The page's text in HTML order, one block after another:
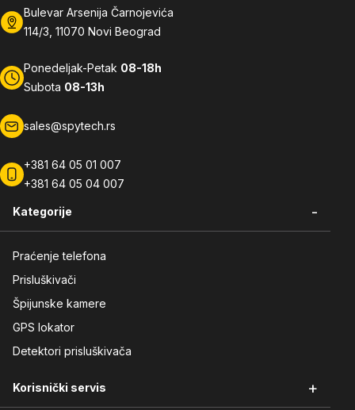
Bulevar Arsenija Čarnojevića
114/3, 11070 Novi Beograd
Ponedeljak-Petak 08-18h
Subota 08-13h
sales@spytech.rs
+381 64 05 01 007
+381 64 05 04 007
Kategorije -
Praćenje telefona
Prisluškivači
Špijunske kamere
GPS lokator
Detektori prisluškivača
Korisnički servis +